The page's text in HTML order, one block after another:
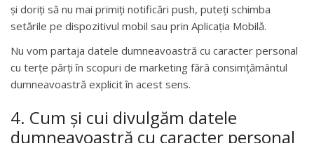
și doriți să nu mai primiți notificări push, puteți schimba
setările pe dispozitivul mobil sau prin Aplicația Mobilă.
Nu vom partaja datele dumneavoastră cu caracter personal
cu terțe părți în scopuri de marketing fără consimțământul
dumneavoastră explicit în acest sens.
4. Cum și cui divulgăm datele
dumneavoastră cu caracter personal